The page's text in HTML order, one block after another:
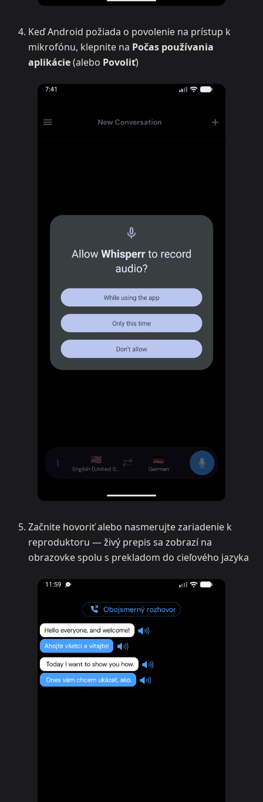
Keď Android požiada o povolenie na prístup k
mikrofónu, klepnite na Počas používania
aplikácie(alebo Povoliť)
Začnite hovoriť alebo nasmerujte zariadenie k
reproduktoru — živý prepis sa zobrazí na
obrazovke spolu s prekladom do cieľového jazyka